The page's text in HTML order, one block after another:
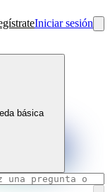
Iniciar sesión
básica